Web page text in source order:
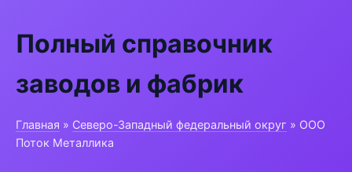
Полный справочник
заводов и фабрик
Главная » Северо-Западный федеральный округ » ООО
Поток Металлика